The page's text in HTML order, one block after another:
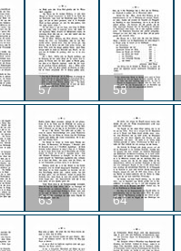
57 58
63 64